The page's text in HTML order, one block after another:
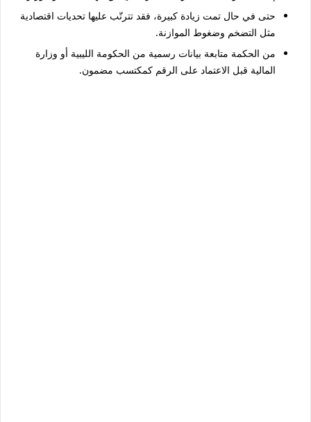
حتى في حال تمت زيادة كبيرة، فقد تترتّب عليها تحديات اقتصادية
مثل التضخم وضغوط الموازنة.
من الحكمة متابعة بيانات رسمية من الحكومة الليبية أو وزارة
المالية قبل الاعتماد على الرقم كمكتسب مضمون.